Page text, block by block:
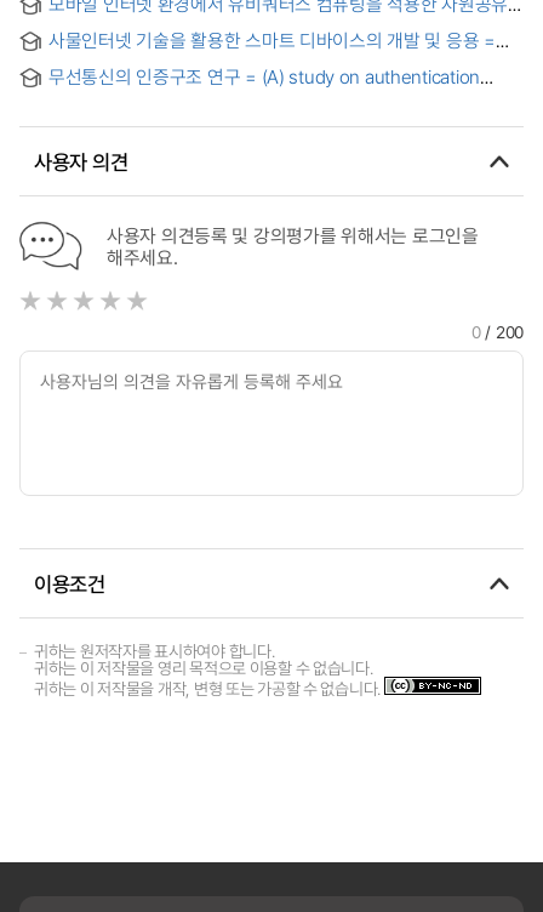
Fire-fighting Equipments
시스템 = Resources Sharing System Using Ubiquitous
Computing in Mobile Internet Environment
사물인터넷 기술을 활용한 스마트 디바이스의 개발 및 응용 =
Development and application of smart devices using IoT
technology
무선통신의 인증구조 연구 = (A) study on authentication
사용자 의견
사용자 의견등록 및 강의평가를 위해서는 로그인을
해주세요.
0/ 200
이용조건
귀하는 원저작자를 표시하여야 합니다.
귀하는 이 저작물을 영리 목적으로 이용할 수 없습니다.
귀하는 이 저작물을 개작, 변형 또는 가공할 수 없습니다.